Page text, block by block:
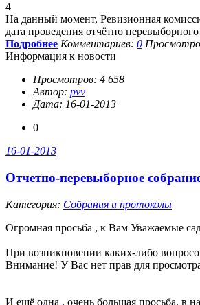
4
На данный момент, Ревизионная
дата проведения отчётно
Подробнее Комментариев: 0
Информация к новости
Просмотров: 4 658
Автор: pvv
Дата: 16-01-2013
0
16-01-2013
Отчетно-перевыборное
Категория: Собрания и протоколы
Огромная просьба , к Вам Уважаемые
При возникновении каких-либо
Внимание! У Вас нет прав для
И ещё одна , очень большая просьба, в